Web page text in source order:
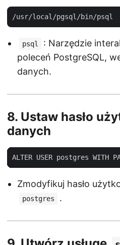
psql
: Narzędzie
poleceń PostgreSQL,
danych.
8. Ustaw hasło
danych
Zmodyfikuj hasło
postgres .